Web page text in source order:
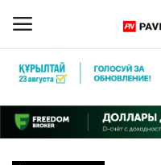
Главная